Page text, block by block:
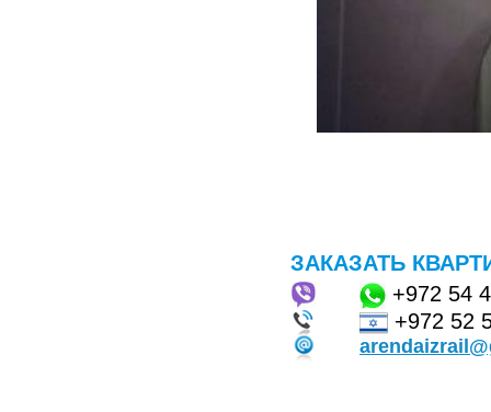
ЗАКАЗАТЬ
+972 54
+972 52